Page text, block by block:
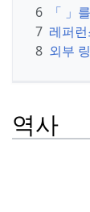
6
「 」
7 레퍼
8 외부
역사